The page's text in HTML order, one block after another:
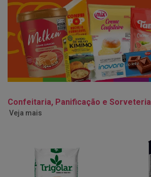
Confeitaria, Panificação e Sorveteria
Veja mais